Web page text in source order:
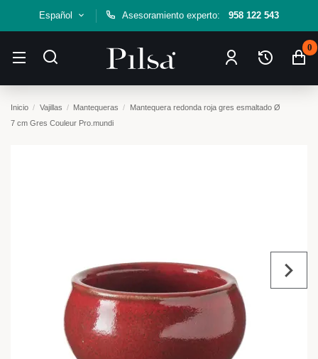
Español Asesoramiento experto: 958 122 543
0
Inicio Vajillas Mantequeras
Mantequera redonda roja gres esmaltado Ø
7 cm Gres Couleur Pro.mundi